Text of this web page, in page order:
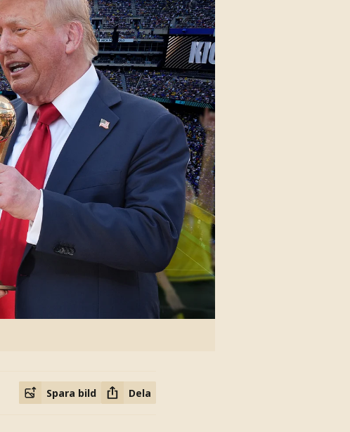
Spara bild Dela